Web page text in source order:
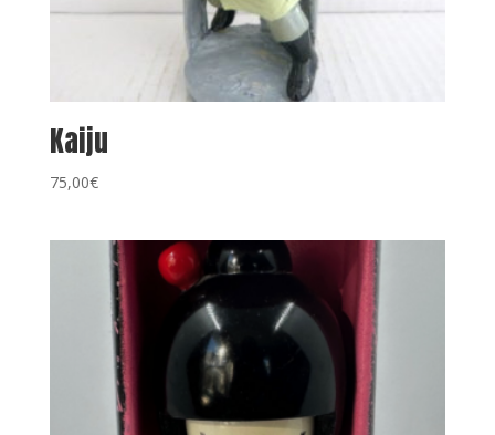
Kaiju
75,00€